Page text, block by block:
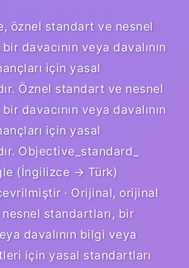
öznel standart ve nesnel
davacının veya davalının
için yasal
Öznel standart ve nesnel
davacının veya davalının
için yasal
Objective_standard_
(İngilizce → Türk)
· Orijinal, orijinal
standartları, bir
davalının bilgi veya
için yasal standartları